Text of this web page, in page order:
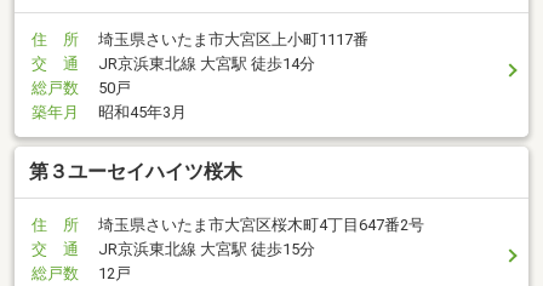
住 所
埼玉県さいたま市大宮区上小町1117番
交 通
JR京浜東北線 大宮駅 徒歩14分
総戸数
50戸
築年月
昭和45年3月
第３ユーセイハイツ桜木
住 所
埼玉県さいたま市大宮区桜木町4丁目647番2号
交 通
JR京浜東北線 大宮駅 徒歩15分
総戸数
12戸